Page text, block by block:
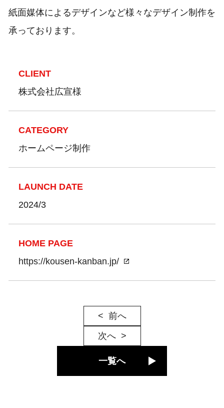
紙面媒体によるデザインなど様々なデザイン制作を
承っております。
CLIENT
株式会社広宣様
CATEGORY
ホームページ制作
LAUNCH DATE
2024/3
HOME PAGE
https://kousen-kanban.jp/
前へ
次へ
一覧へ